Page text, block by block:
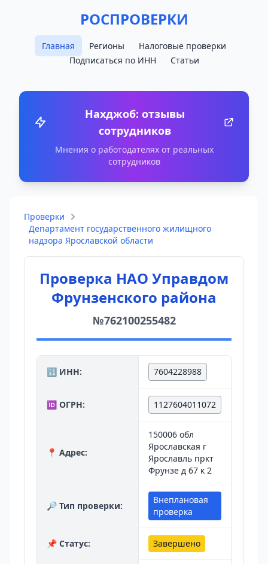
РОСПРОВЕРКИ
Главная Регионы
Налоговые проверки
Подписаться по ИНН
Статьи
Нахджоб: отзывы
сотрудников
Мнения о работодателях от реальных
сотрудников
Проверки
Департамент государственного жилищного
надзора Ярославской области
Проверка НАО Управдом
Фрунзенского района
№762100255482
🔢 ИНН: 7604228988
🆔 ОГРН: 1127604011072
📍 Адрес:
150006 обл
Ярославская г
Ярославль пркт
Фрунзе д 67 к 2
🔎 Тип проверки:
Внеплановая
проверка
📌 Статус: Завершено